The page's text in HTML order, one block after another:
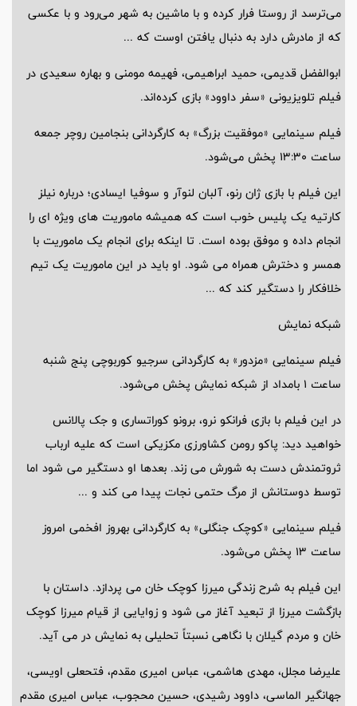
می‌ترسد از روستا فرار کرده و با ماشین به شهر می‌رود و با عکسی
که از مادرش دارد به دنبال یافتن اوست که ...
ابوالفضل قدیمی، حمید ابراهیمی، فهیمه مومنی و بهاره سعیدی در
فیلم تلویزیونی «سفر داوود» بازی کرده‌اند.
فیلم سینمایی «موفقیت بزرگ» به کارگردانی بنجامین روچر جمعه
ساعت 13:30 پخش می‌شود.
این فیلم با بازی ژان رنو، آلبان لنوآر و سوفیا ایسادی؛ درباره نیلز
کارتیه یک پلیس خوب است که همیشه ماموریت های ویژه ای را
انجام داده و موفق بوده است. تا اینکه برای انجام یک ماموریت با
همسر و دخترش همراه می شود. او باید در این ماموریت یک تیم
خلافکار را دستگیر کند که ...
شبکه نمایش
فیلم سینمایی «مزدور» به کارگردانی سرجیو کوربوچی پنج شنبه
ساعت 1 بامداد از شبکه نمایش پخش می‌شود.
در این فیلم با بازی فرانکو نرو، برونو کوراتساری و جک پالانس
خواهید دید: پاکو رومن کشاورزی مکزیکی است که علیه ارباب
ثروتمندش دست به شورش می زند. بعدها او دستگیر می شود اما
توسط دوستانش از مرگ حتمی نجات پیدا می کند و ...
فیلم سینمایی «کوچک جنگلی» به کارگردانی بهروز افخمی امروز
ساعت 13 پخش می‌شود.
این فیلم به شرح زندگی میرزا کوچک خان می پردازد. داستان با
بازگشت میرزا از تبعید آغاز می شود و زوایایی از قیام میرزا کوچک
خان و مردم گیلان با نگاهی نسبتاً تحلیلی به نمایش در می آید.
علیرضا مجلل، مهدی هاشمی، عباس امیری مقدم، فتحعلی اویسی،
جهانگیر الماسی، داوود رشیدی، حسین محجوب، عباس امیری مقدم